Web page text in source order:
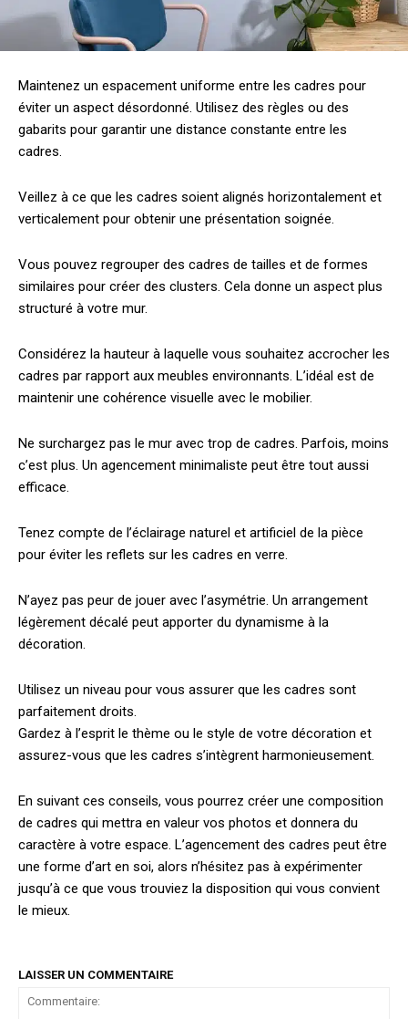
Maintenez un espacement uniforme entre les cadres pour
éviter un aspect désordonné. Utilisez des règles ou des
gabarits pour garantir une distance constante entre les
cadres.
Veillez à ce que les cadres soient alignés horizontalement et
verticalement pour obtenir une présentation soignée.
Vous pouvez regrouper des cadres de tailles et de formes
similaires pour créer des clusters. Cela donne un aspect plus
structuré à votre mur.
Considérez la hauteur à laquelle vous souhaitez accrocher les
cadres par rapport aux meubles environnants. L’idéal est de
maintenir une cohérence visuelle avec le mobilier.
Ne surchargez pas le mur avec trop de cadres. Parfois, moins
c’est plus. Un agencement minimaliste peut être tout aussi
efficace.
Tenez compte de l’éclairage naturel et artificiel de la pièce
pour éviter les reflets sur les cadres en verre.
N’ayez pas peur de jouer avec l’asymétrie. Un arrangement
légèrement décalé peut apporter du dynamisme à la
décoration.
Utilisez un niveau pour vous assurer que les cadres sont
parfaitement droits.
Gardez à l’esprit le thème ou le style de votre décoration et
assurez-vous que les cadres s’intègrent harmonieusement.
En suivant ces conseils, vous pourrez créer une composition
de cadres qui mettra en valeur vos photos et donnera du
caractère à votre espace. L’agencement des cadres peut être
une forme d’art en soi, alors n’hésitez pas à expérimenter
jusqu’à ce que vous trouviez la disposition qui vous convient
le mieux.
LAISSER UN COMMENTAIRE